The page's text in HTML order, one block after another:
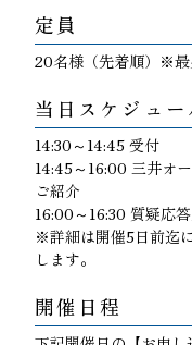
定員
20名様（先着順）※
当日スケジュー
14:30～14:45 受付
14:45～16:00 三井オ
ご紹介
16:00～16:30 質疑応
※詳細は開催5日前迄
します。
開催日程